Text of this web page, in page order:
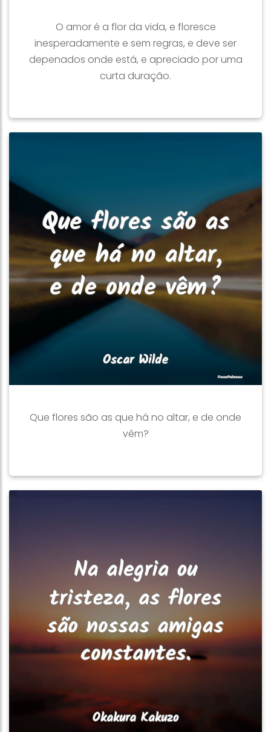
O amor é a flor da vida, e floresce
inesperadamente e sem regras, e deve ser
depenados onde está, e apreciado por uma
curta duração.
Que flores são as que há no altar, e de onde
vêm?